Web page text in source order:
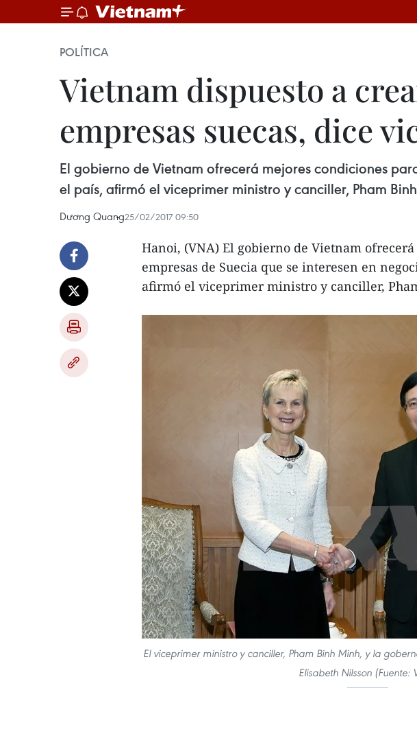
POLÍTICA
Vietnam dispuesto a
empresas suecas, dice
El gobierno de Vietnam ofrecerá mejores condiciones
el país, afirmó el viceprimer ministro y canciller, Pham
Dương Quang25/02/2017 09:50
Hanoi, (VNA) El gobierno de Vietnam
empresas de Suecia que se interesen en
afirmó el viceprimer ministro y canciller,
El viceprimer ministro y canciller, Pham Binh Minh, y la
Elisabeth Nilsson (Fuente: